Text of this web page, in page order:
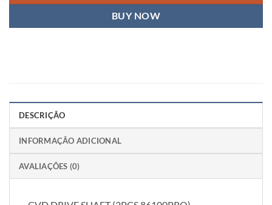
BUY NOW
DESCRIÇÃO
INFORMAÇÃO ADICIONAL
AVALIAÇÕES (0)